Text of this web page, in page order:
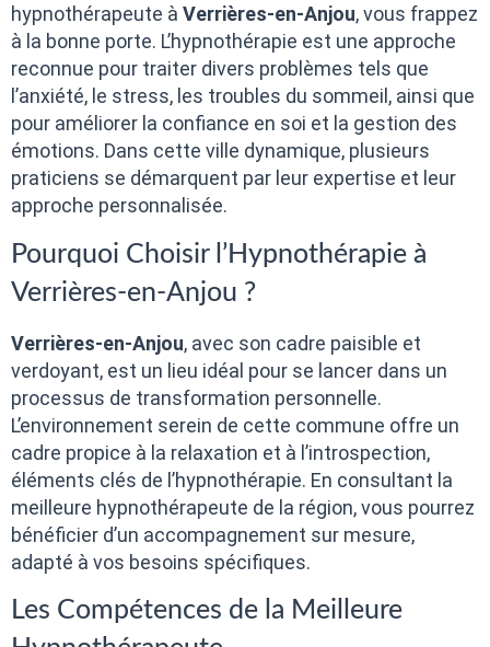
hypnothérapeute à Verrières-en-Anjou, vous frappez
à la bonne porte. L’hypnothérapie est une approche
reconnue pour traiter divers problèmes tels que
l’anxiété, le stress, les troubles du sommeil, ainsi que
pour améliorer la confiance en soi et la gestion des
émotions. Dans cette ville dynamique, plusieurs
praticiens se démarquent par leur expertise et leur
approche personnalisée.
Pourquoi Choisir l’Hypnothérapie à
Verrières-en-Anjou ?
Verrières-en-Anjou, avec son cadre paisible et
verdoyant, est un lieu idéal pour se lancer dans un
processus de transformation personnelle.
L’environnement serein de cette commune offre un
cadre propice à la relaxation et à l’introspection,
éléments clés de l’hypnothérapie. En consultant la
meilleure hypnothérapeute de la région, vous pourrez
bénéficier d’un accompagnement sur mesure,
adapté à vos besoins spécifiques.
Les Compétences de la Meilleure